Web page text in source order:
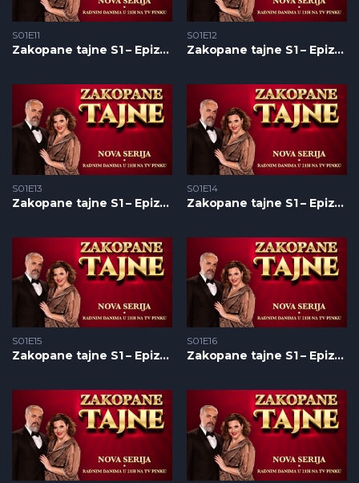
S01E11
Zakopane tajne S1 – Epizoda 11
S01E12
Zakopane tajne S1 – Epizoda 12
S01E13
Zakopane tajne S1 – Epizoda 13
S01E14
Zakopane tajne S1 – Epizoda 14
S01E15
Zakopane tajne S1 – Epizoda 15
S01E16
Zakopane tajne S1 – Epizoda 16